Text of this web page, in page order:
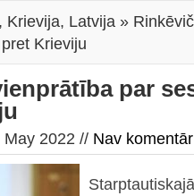
, Krievija, Latvija »
Krieviju
par
May 2022 // Nav